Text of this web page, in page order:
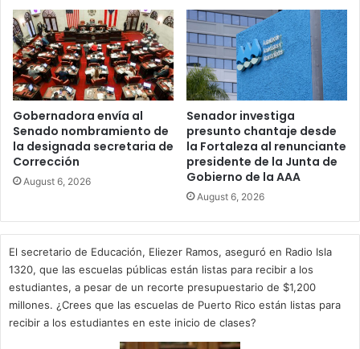
Gobernadora envía al
Senado nombramiento de
la designada secretaria de
Corrección
August 6, 2026
Senador investiga
presunto chantaje desde
la Fortaleza al renunciante
presidente de la Junta de
Gobierno de la AAA
August 6, 2026
El secretario de Educación, Eliezer Ramos, aseguró en Radio Isla
1320, que las escuelas públicas están listas para recibir a los
estudiantes, a pesar de un recorte presupuestario de $1,200
millones. ¿Crees que las escuelas de Puerto Rico están listas para
recibir a los estudiantes en este inicio de clases?